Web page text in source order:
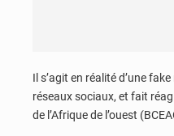
Il s’agit en réalité d’une
réseaux sociaux, et fait
de l’Afrique de l’ouest